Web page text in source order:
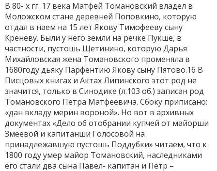
В 80- х гг. 17 века Матфей Томановский владел в
Моложском стане деревней Поповкино, которую
отдал в наем на 15 лет Якову Тимофееву сыну
Креневу. Были у него земли на речке Пукше, в
частности, пустошь Щетинино, которую Дарья
Михайловская жена Томановского променяла в
1680году дьяку Парфентию Якову сыну Пятово.16 В
Писцовых книгах и Актах Липинского этот род не
значится, только в Синодике (л.103 об.) записан род
Томановского Петра Матфеевича. Сбоку приписано:
«дан вкладу мерин вороной». Но вот в архивных
документах «Дело об отобрании купчей от майорши
Змеевой и капитанши Голосовой на
принадлежавшую пустошь Поддубки» читаем, что к
1800 году умер майор Томановский, наследниками
его стали два сына Павел- капитан и Петр –